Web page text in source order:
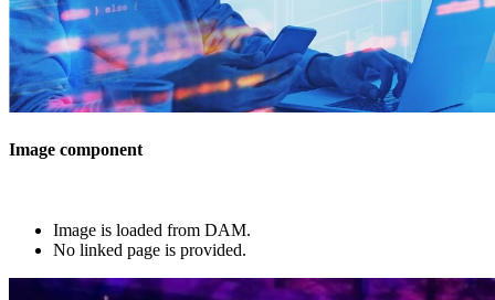
Image component
Image is loaded from DAM.
No linked page is provided.